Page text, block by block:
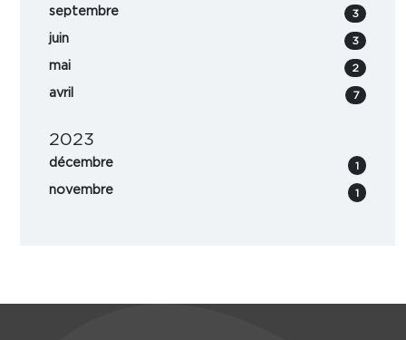
septembre 3
juin 3
mai 2
avril 7
2023
décembre 1
novembre 1